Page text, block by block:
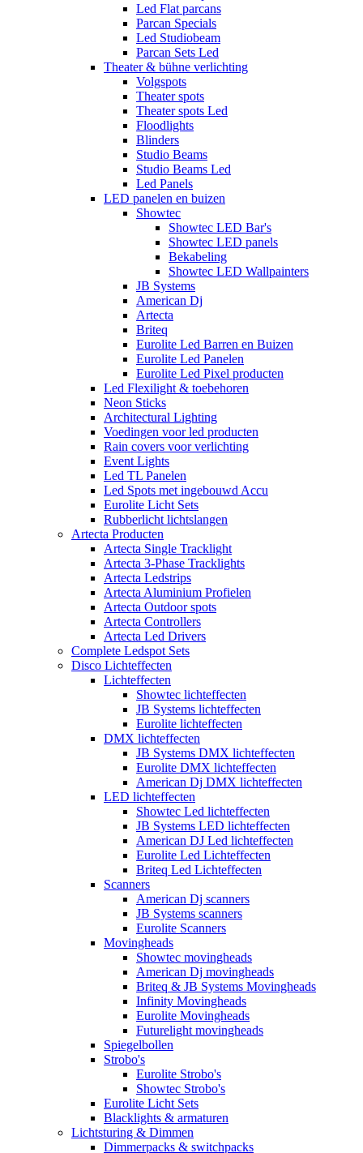
Led Flat parcans
Parcan Specials
Led Studiobeam
Parcan Sets Led
Theater & bühne verlichting
Volgspots
Theater spots
Theater spots Led
Floodlights
Blinders
Studio Beams
Studio Beams Led
Led Panels
LED panelen en buizen
Showtec
Showtec LED Bar's
Showtec LED panels
Bekabeling
Showtec LED Wallpainters
JB Systems
American Dj
Artecta
Briteq
Eurolite Led Barren en Buizen
Eurolite Led Panelen
Eurolite Led Pixel producten
Led Flexilight & toebehoren
Neon Sticks
Architectural Lighting
Voedingen voor led producten
Rain covers voor verlichting
Event Lights
Led TL Panelen
Led Spots met ingebouwd Accu
Eurolite Licht Sets
Rubberlicht lichtslangen
Artecta Producten
Artecta Single Tracklight
Artecta 3-Phase Tracklights
Artecta Ledstrips
Artecta Aluminium Profielen
Artecta Outdoor spots
Artecta Controllers
Artecta Led Drivers
Complete Ledspot Sets
Disco Lichteffecten
Lichteffecten
Showtec lichteffecten
JB Systems lichteffecten
Eurolite lichteffecten
DMX lichteffecten
JB Systems DMX lichteffecten
Eurolite DMX lichteffecten
American Dj DMX lichteffecten
LED lichteffecten
Showtec Led lichteffecten
JB Systems LED lichteffecten
American DJ Led lichteffecten
Eurolite Led Lichteffecten
Briteq Led Lichteffecten
Scanners
American Dj scanners
JB Systems scanners
Eurolite Scanners
Movingheads
Showtec movingheads
American Dj movingheads
Briteq & JB Systems Movingheads
Infinity Movingheads
Eurolite Movingheads
Futurelight movingheads
Spiegelbollen
Strobo's
Eurolite Strobo's
Showtec Strobo's
Eurolite Licht Sets
Blacklights & armaturen
Lichtsturing & Dimmen
Dimmerpacks & switchpacks